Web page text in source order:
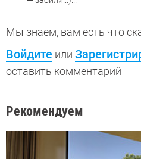
Мы знаем, вам есть что
Войдите или
оставить комментарий
Рекомендуем